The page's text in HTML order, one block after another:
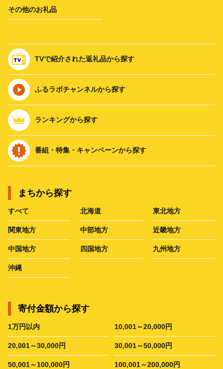
その他のお礼品
TVで紹介された返礼品から探す
ふるラボチャンネルから探す
ランキングから探す
番組・特集・キャンペーンから探す
まちから探す
すべて 北海道 東北地方
関東地方 中部地方 近畿地方
中国地方 四国地方 九州地方
沖縄
寄付金額から探す
1万円以内 10,001～20,000円
20,001～30,000円 30,001～50,000円
50,001～100,000円 100,001～200,000円